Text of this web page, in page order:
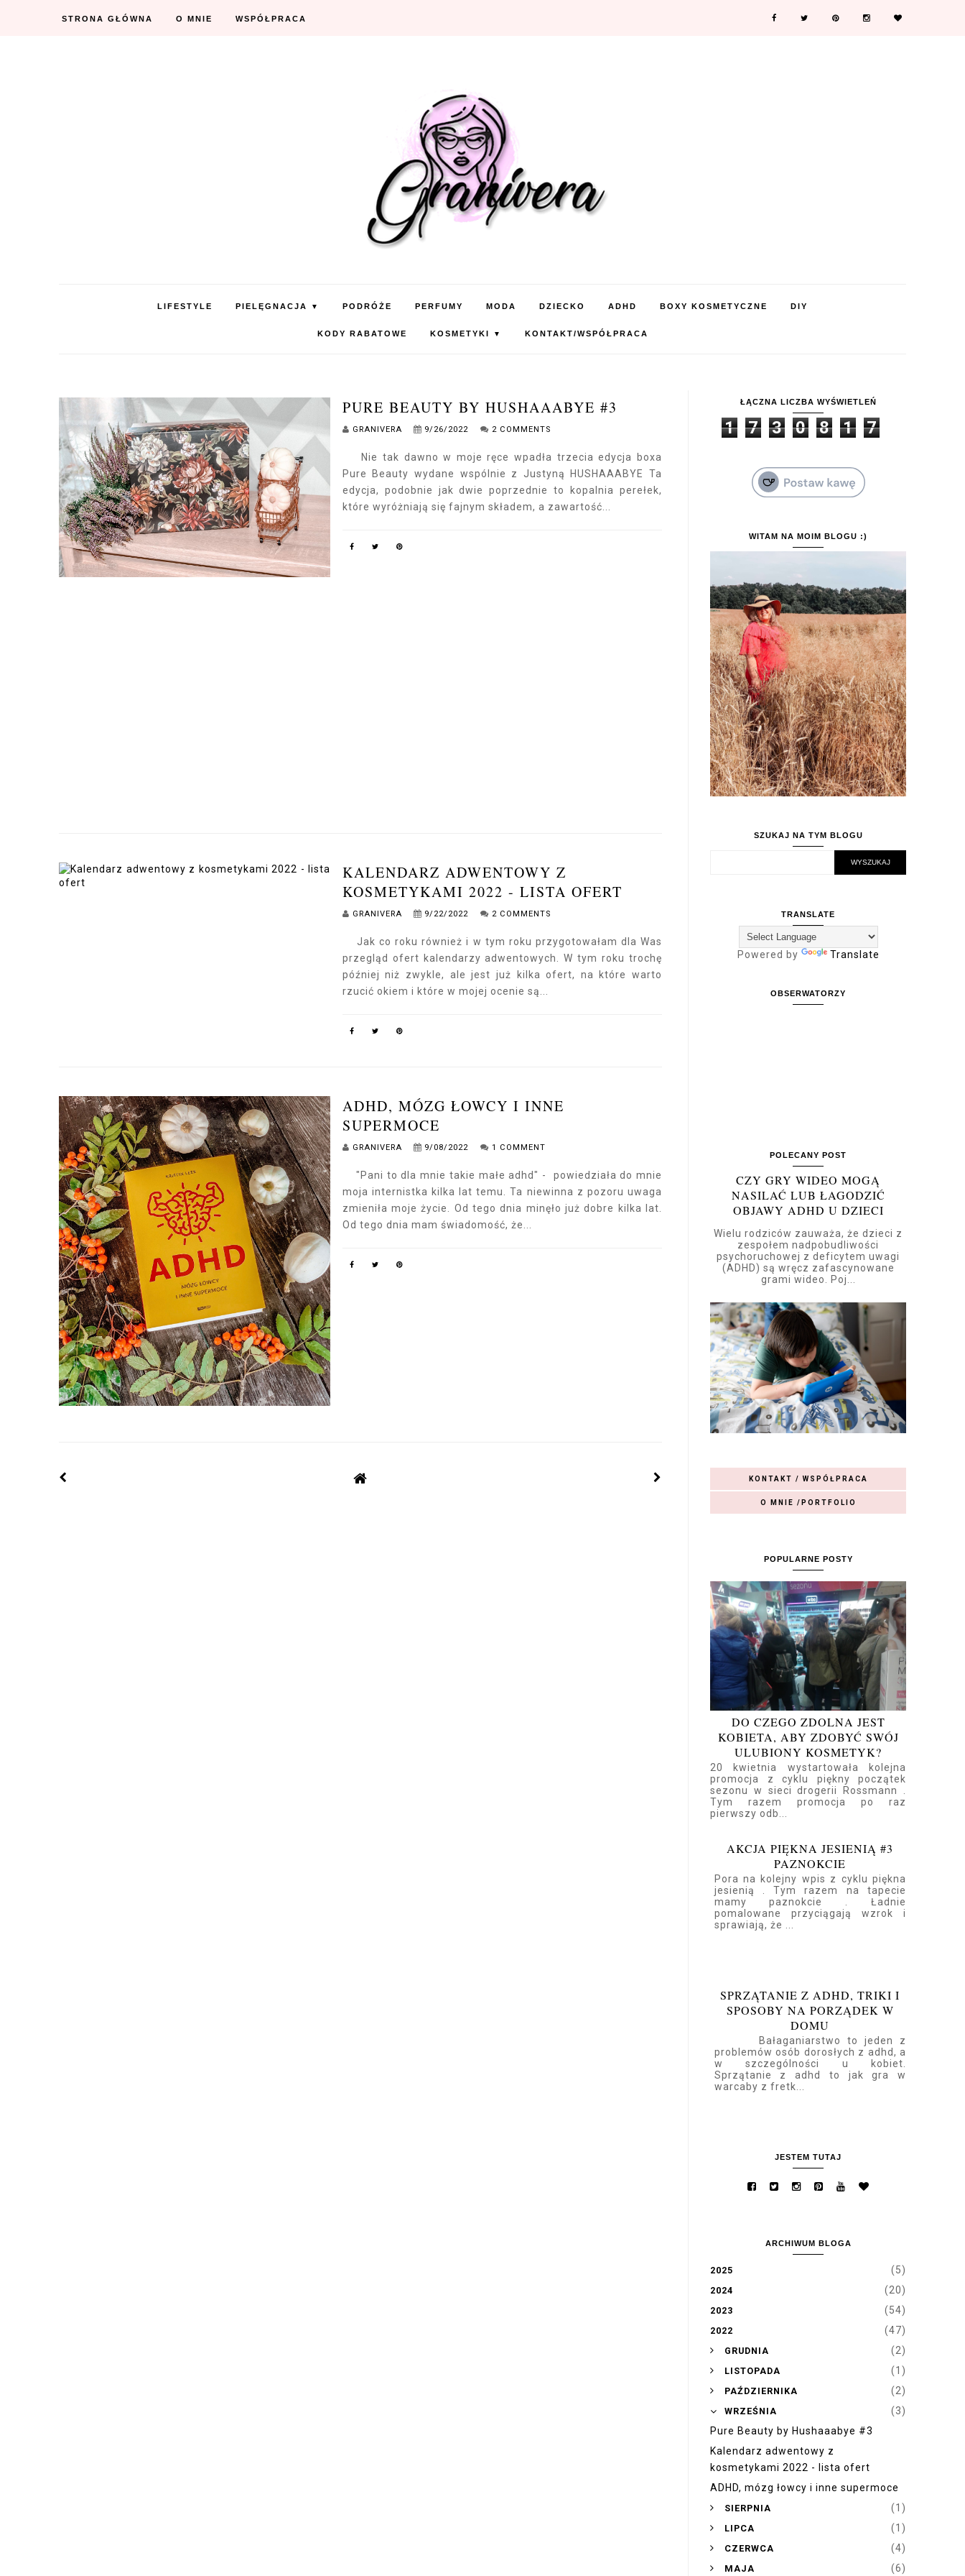
STRONA GŁÓWNA O MNIE WSPÓŁPRACA
LIFESTYLE PIELĘGNACJA ▼ PODRÓŻE PERFUMY MODA DZIECKO ADHD BOXY KOSMETYCZNE DIY
KODY RABATOWE KOSMETYKI ▼ KONTAKT/WSPÓŁPRACA
PURE BEAUTY BY HUSHAAABYE #3
GRANIVERA 9/26/2022 2 COMMENTS
Nie tak dawno w moje ręce wpadła trzecia edycja boxa
Pure Beauty wydane wspólnie z Justyną HUSHAAABYE Ta
edycja, podobnie jak dwie poprzednie to kopalnia perełek,
które wyróżniają się fajnym składem, a zawartość...
KALENDARZ ADWENTOWY Z
KOSMETYKAMI 2022 - LISTA OFERT
GRANIVERA 9/22/2022 2 COMMENTS
Jak co roku również i w tym roku przygotowałam dla Was
przegląd ofert kalendarzy adwentowych. W tym roku trochę
później niż zwykle, ale jest już kilka ofert, na które warto
rzucić okiem i które w mojej ocenie są...
ADHD, MÓZG ŁOWCY I INNE
SUPERMOCE
GRANIVERA 9/08/2022 1 COMMENT
"Pani to dla mnie takie małe adhd" - powiedziała do mnie
moja internistka kilka lat temu. Ta niewinna z pozoru uwaga
zmieniła moje życie. Od tego dnia minęło już dobre kilka lat.
Od tego dnia mam świadomość, że...
ŁĄCZNA LICZBA WYŚWIETLEŃ
1 7 3 0 8 1 7
WITAM NA MOIM BLOGU :)
SZUKAJ NA TYM BLOGU
TRANSLATE
Powered by Translate
OBSERWATORZY
POLECANY POST
CZY GRY WIDEO MOGĄ
NASILAĆ LUB ŁAGODZIĆ
OBJAWY ADHD U DZIECI
Wielu rodziców zauważa, że dzieci z
zespołem nadpobudliwości
psychoruchowej z deficytem uwagi
(ADHD) są wręcz zafascynowane
grami wideo. Poj...
KONTAKT / WSPÓŁPRACA
O MNIE /PORTFOLIO
POPULARNE POSTY
DO CZEGO ZDOLNA JEST
KOBIETA, ABY ZDOBYĆ SWÓJ
ULUBIONY KOSMETYK?
20 kwietnia wystartowała kolejna
promocja z cyklu piękny początek
sezonu w sieci drogerii Rossmann .
Tym razem promocja po raz
pierwszy odb...
PAZNOKCIE
Pora na kolejny wpis z cyklu piękna
jesienią . Tym razem na tapecie
mamy paznokcie . Ładnie
pomalowane przyciągają wzrok i
sprawiają, że ...
DOMU
Bałaganiarstwo to jeden z
problemów osób dorosłych z adhd, a
z adhd to jak gra w warcaby z fretk...
ARCHIWUM BLOGA
2025
2024
2023 (54)
2022
(47)
► GRUDNIA
(2)
► LISTOPADA
(1)